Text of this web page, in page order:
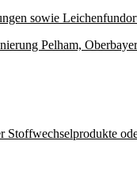
sowie
Pelham,